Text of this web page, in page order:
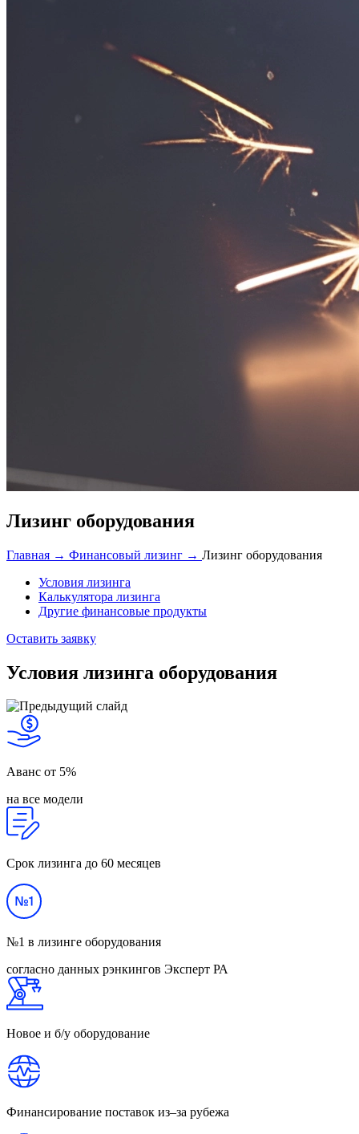
Лизинг оборудования
Главная → Финансовый лизинг → Лизинг оборудования
Условия лизинга
Калькулятора лизинга
Другие финансовые продукты
Оставить заявку
Условия лизинга оборудования
Аванс от 5%
на все модели
Срок лизинга до 60 месяцев
№1 в лизинге оборудования
согласно данных рэнкингов Эксперт РА
Новое и б/у оборудование
Финансирование поставок из–за рубежа